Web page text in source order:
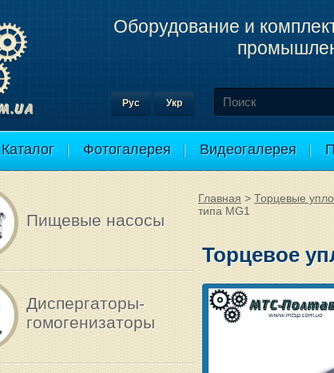
Оборудование и
Рус Укр
Каталог Фотогалерея Видеогалерея
Пищевые насосы
Диспергаторы-
гомогенизаторы
Главная > Торцевые
типа MG1
Торцевое